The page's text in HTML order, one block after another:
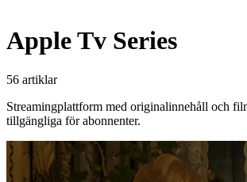
Apple Tv Series
56 artiklar
Streamingplattform med originalinnehåll och
tillgängliga för abonnenter.